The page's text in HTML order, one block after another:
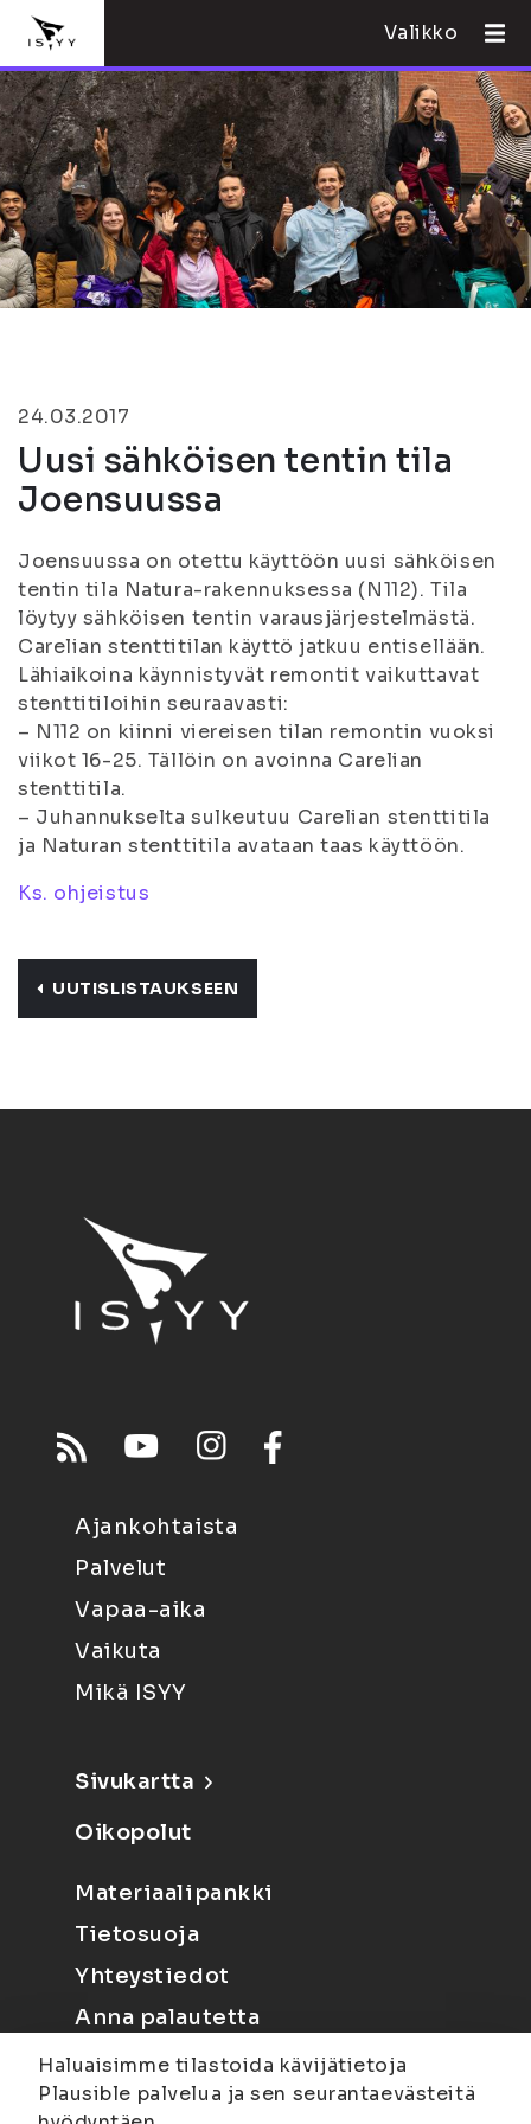
Valikko
24.03.2017
Uusi sähköisen tentin tila
Joensuussa
Joensuussa on otettu käyttöön uusi sähköisen
tentin tila Natura-rakennuksessa (N112). Tila
löytyy sähköisen tentin varausjärjestelmästä.
Carelian stenttitilan käyttö jatkuu entisellään.
Lähiaikoina käynnistyvät remontit vaikuttavat
stenttitiloihin seuraavasti:
– N112 on kiinni viereisen tilan remontin vuoksi
viikot 16-25. Tällöin on avoinna Carelian
stenttitila.
– Juhannukselta sulkeutuu Carelian stenttitila
ja Naturan stenttitila avataan taas käyttöön.
Ks. ohjeistus
UUTISLISTAUKSEEN
Ajankohtaista
Palvelut
Vapaa-aika
Vaikuta
Mikä ISYY
Sivukartta
Oikopolut
Materiaalipankki
Tietosuoja
Yhteystiedot
Anna palautetta
Haluaisimme tilastoida kävijätietoja
Plausible palvelua ja sen seurantaevästeitä